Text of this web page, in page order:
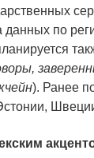
данных по
). Ранее